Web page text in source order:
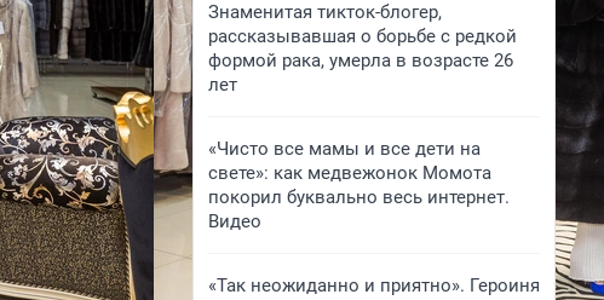
Знаменитая тикток-блогер,
рассказывавшая о борьбе с редкой
формой рака, умерла в возрасте 26
лет
«Чисто все мамы и все дети на
свете»: как медвежонок Момота
покорил буквально весь интернет.
Видео
«Так неожиданно и приятно». Героиня